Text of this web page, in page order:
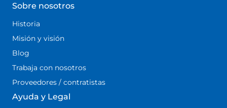
Sobre nosotros
Historia
Misión y visión
Blog
Trabaja con nosotros
Proveedores / contratistas
Ayuda y Legal